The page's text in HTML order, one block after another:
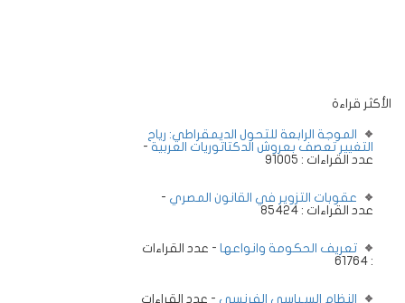
الأكثر قراءة
الموجة الرابعة للتحول الديمقراطي: رياح
التغيير تعصف بعروش الدكتاتوريات العربية -
عدد القراءات : 91005
عقوبات التزوير في القانون المصري -
عدد القراءات : 85424
تعريف الحكومة وانواعها - عدد القراءات
: 61764
النظام السـياسي الفرنسي - عدد القراءات